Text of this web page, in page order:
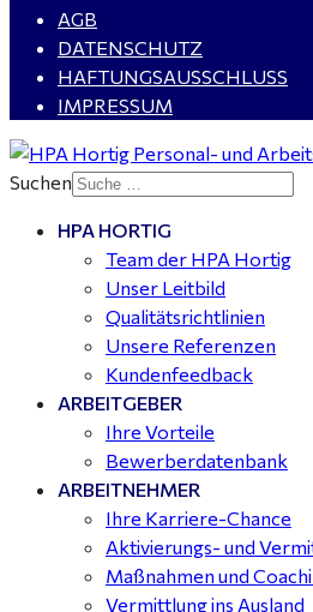
AGB
DATENSCHUTZ
HAFTUNGSAUSSCHLUSS
IMPRESSUM
Suchen
HPA HORTIG
Team der HPA Hortig
Unser Leitbild
Qualitätsrichtlinien
Unsere Referenzen
Kundenfeedback
ARBEITGEBER
Ihre Vorteile
Bewerberdatenbank
ARBEITNEHMER
Ihre Karriere-Chance
Aktivierungs- und
Maßnahmen und
Vermittlung ins Ausland